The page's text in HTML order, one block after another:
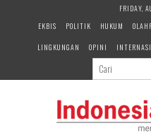
FRIDAY,
EKBIS
POLITIK HUKUM
LINGKUNGAN
OPINI